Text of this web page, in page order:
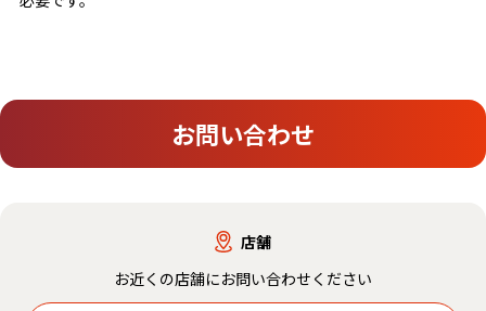
お問い合わせ
店舗
お近くの店舗にお問い合わせください